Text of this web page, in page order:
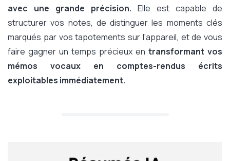
avec une grande précision. Elle est capable de
structurer vos notes, de distinguer les moments clés
marqués par vos tapotements sur l'appareil, et de vous
faire gagner un temps précieux en transformant vos
mémos vocaux en comptes-rendus écrits
exploitables immédiatement.